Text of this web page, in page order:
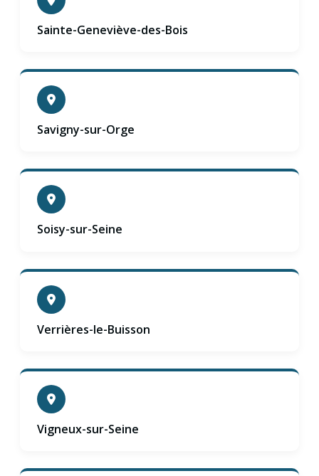
Sainte-Geneviève-des-Bois
Savigny-sur-Orge
Soisy-sur-Seine
Verrières-le-Buisson
Vigneux-sur-Seine